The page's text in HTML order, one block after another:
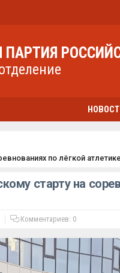
по лёгкой атлетике
старту на
Комментариев: 0